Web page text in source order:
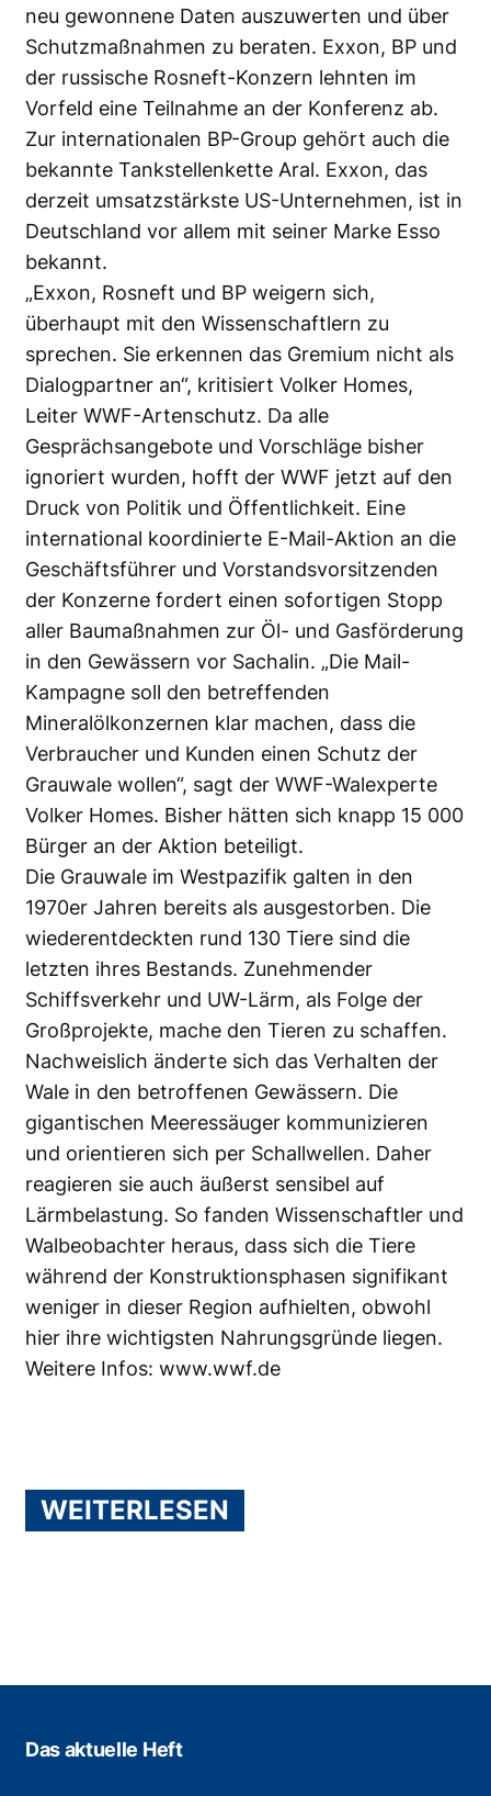
neu gewonnene Daten auszuwerten und über
Schutzmaßnahmen zu beraten. Exxon, BP und
der russische Rosneft-Konzern lehnten im
Vorfeld eine Teilnahme an der Konferenz ab.
Zur internationalen BP-Group gehört auch die
bekannte Tankstellenkette Aral. Exxon, das
derzeit umsatzstärkste US-Unternehmen, ist in
Deutschland vor allem mit seiner Marke Esso
bekannt.
„Exxon, Rosneft und BP weigern sich,
überhaupt mit den Wissenschaftlern zu
sprechen. Sie erkennen das Gremium nicht als
Dialogpartner an“, kritisiert Volker Homes,
Leiter WWF-Artenschutz. Da alle
Gesprächsangebote und Vorschläge bisher
ignoriert wurden, hofft der WWF jetzt auf den
Druck von Politik und Öffentlichkeit. Eine
international koordinierte E-Mail-Aktion an die
Geschäftsführer und Vorstandsvorsitzenden
der Konzerne fordert einen sofortigen Stopp
aller Baumaßnahmen zur Öl- und Gasförderung
in den Gewässern vor Sachalin. „Die Mail-
Kampagne soll den betreffenden
Mineralölkonzernen klar machen, dass die
Verbraucher und Kunden einen Schutz der
Grauwale wollen“, sagt der WWF-Walexperte
Volker Homes. Bisher hätten sich knapp 15 000
Bürger an der Aktion beteiligt.
Die Grauwale im Westpazifik galten in den
1970er Jahren bereits als ausgestorben. Die
wiederentdeckten rund 130 Tiere sind die
letzten ihres Bestands. Zunehmender
Schiffsverkehr und UW-Lärm, als Folge der
Großprojekte, mache den Tieren zu schaffen.
Nachweislich änderte sich das Verhalten der
Wale in den betroffenen Gewässern. Die
gigantischen Meeressäuger kommunizieren
und orientieren sich per Schallwellen. Daher
reagieren sie auch äußerst sensibel auf
Lärmbelastung. So fanden Wissenschaftler und
Walbeobachter heraus, dass sich die Tiere
während der Konstruktionsphasen signifikant
weniger in dieser Region aufhielten, obwohl
hier ihre wichtigsten Nahrungsgründe liegen.
Weitere Infos: www.wwf.de
WEITERLESEN
Das aktuelle Heft